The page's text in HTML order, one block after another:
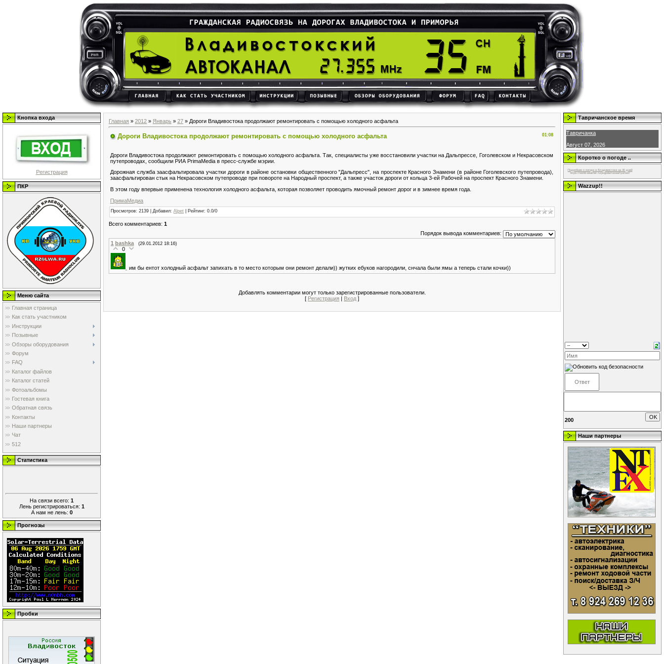
Кнопка входа
Регистрация
ПКР
Меню сайта
Главная страница
Как стать участником
Инструкции
Позывные
Обзоры оборудования
Форум
FAQ
Каталог файлов
Каталог статей
Фотоальбомы
Гостевая книга
Обратная связь
Контакты
Наши партнеры
Чат
512
Статистика
На связи всего: 1
Лень регистрироваться: 1
А нам не лень: 0
Прогнозы
Пробки
Главная » 2012 » Январь » 27 » Дороги Владивостока продолжают ремонтировать с помощью холодного асфальта
01:08
Дороги Владивостока продолжают ремонтировать с помощью холодного асфальта
Дороги Владивостока продолжают ремонтировать с помощью холодного асфальта. Так, специалисты уже восстановили участки на Дальпрессе, Гоголевском и Некрасовском
путепроводах, сообщили РИА PrimaMedia в пресс-службе мэрии.
Дорожная служба заасфальтировала участки дороги в районе остановки общественного "Дальпресс", на проспекте Красного Знамени (в районе Гоголевского путепровода),
заасфальтирован стык на Некрасовском путепроводе при повороте на Народный проспект, а также участок дороги от кольца 3-ей Рабочей на проспект Красного Знамени.
В этом году впервые применена технология холодного асфальта, которая позволяет проводить ямочный ремонт дорог и в зимнее время года.
ПримаМедиа
Просмотров: 2139 | Добавил: Alpet Рейтинг: 0.0/0
Всего комментариев: 1
Порядок вывода комментариев:
1 bashka (29.01.2012 18:16)
0
им бы ентот холодный асфальт запихать в то место которым они ремонт делали)) жутких ебуков нагородили, снчала были ямы а теперь стали кочки))
Добавлять комментарии могут только зарегистрированные пользователи.
[ Регистрация | Вход ]
Тавричанское время
Тавричанка
Август 07, 2026
Коротко о погоде ..
Подробнее о погоде в Владивостоке на 30 дней
https://world-weather.ru/pogoda/russia/tyumen/
Wazzup!!
200
Наши партнеры